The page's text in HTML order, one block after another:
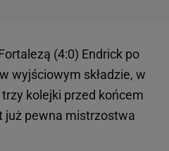
(4:0) Endrick po
wyjściowym składzie, w
kolejki przed końcem
już pewna mistrzostwa